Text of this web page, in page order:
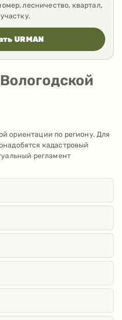
лесничество, квартал,
URMAN
ориентации по региону. Для
кадастровый
регламент